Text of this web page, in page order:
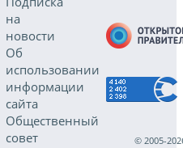
на
новости
Об
использовании
информации
сайта
Общественный
совет
© 2005-